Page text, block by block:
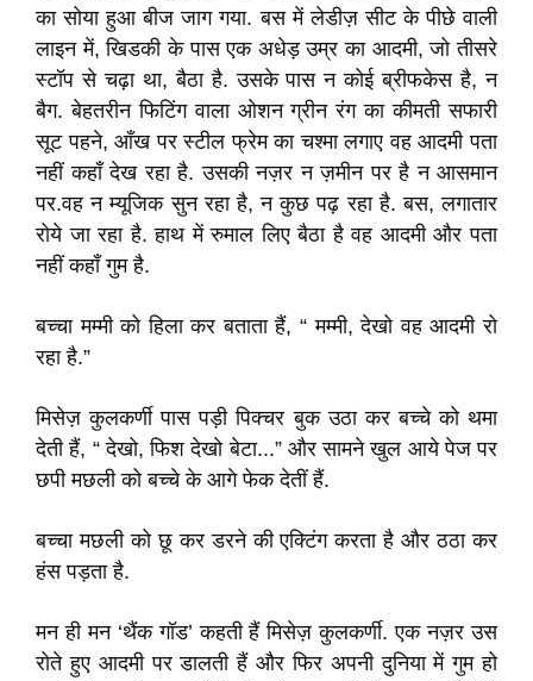
का सोया हुआ बीज जाग गया. बस में लेडीज़ सीट के पीछे वाली
लाइन में, खिडकी के पास एक अधेड़ उम्र का आदमी, जो तीसरे
स्टॉप से चढ़ा था, बैठा है. उसके पास न कोई ब्रीफकेस है, न
बैग. बेहतरीन फिटिंग वाला ओशन ग्रीन रंग का कीमती सफारी
सूट पहने, आँख पर स्टील फ्रेम का चश्मा लगाए वह आदमी पता
नहीं कहाँ देख रहा है. उसकी नज़र न ज़मीन पर है न आसमान
पर.वह न म्यूजिक सुन रहा है, न कुछ पढ़ रहा है. बस, लगातार
रोये जा रहा है. हाथ में रुमाल लिए बैठा है वह आदमी और पता
नहीं कहाँ गुम है.
बच्चा मम्मी को हिला कर बताता हैं, “ मम्मी, देखो वह आदमी रो
रहा है.”
मिसेज़ कुलकर्णी पास पड़ी पिक्चर बुक उठा कर बच्चे को थमा
देती हैं, “ देखो, फिश देखो बेटा...” और सामने खुल आये पेज पर
छपी मछली को बच्चे के आगे फेक देतीं हैं.
बच्चा मछली को छू कर डरने की एक्टिंग करता है और ठठा कर
हंस पड़ता है.
मन ही मन ‘थैंक गॉड’ कहती हैं मिसेज़ कुलकर्णी. एक नज़र उस
रोते हुए आदमी पर डालती हैं और फिर अपनी दुनिया में गुम हो